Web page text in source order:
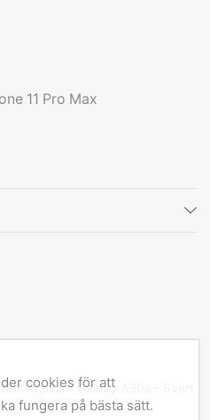
11 Pro Max
cookies för att
fungera på bästa sätt.